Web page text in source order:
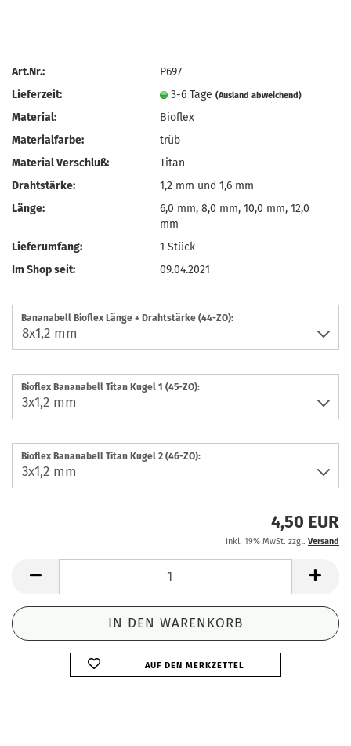
Art.Nr.:
P697
Lieferzeit:
3-6 Tage(Ausland abweichend)
Material:
Bioflex
Materialfarbe:
trüb
Material Verschluß:
Titan
Drahtstärke:
1,2 mm und 1,6 mm
Länge:
6,0 mm, 8,0 mm, 10,0 mm, 12,0
mm
Lieferumfang:
1 Stück
Im Shop seit:
09.04.2021
Bananabell Bioflex Länge + Drahtstärke (44-ZO):
Bioflex Bananabell Titan Kugel 1 (45-ZO):
Bioflex Bananabell Titan Kugel 2 (46-ZO):
4,50 EUR
inkl. 19% MwSt. zzgl. Versand
AUF DEN MERKZETTEL